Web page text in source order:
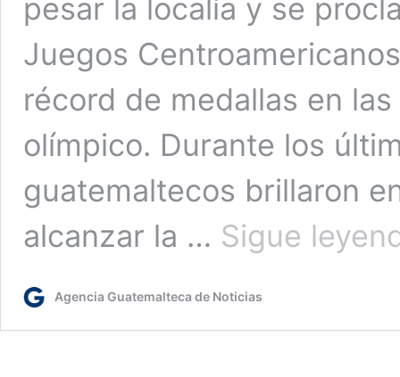
pesar la localía y se
Juegos
récord de medallas en
olímpico. Durante los
guatemaltecos brillaron
alcanzar la … Sigue
Agencia Guatemalteca de Noticias